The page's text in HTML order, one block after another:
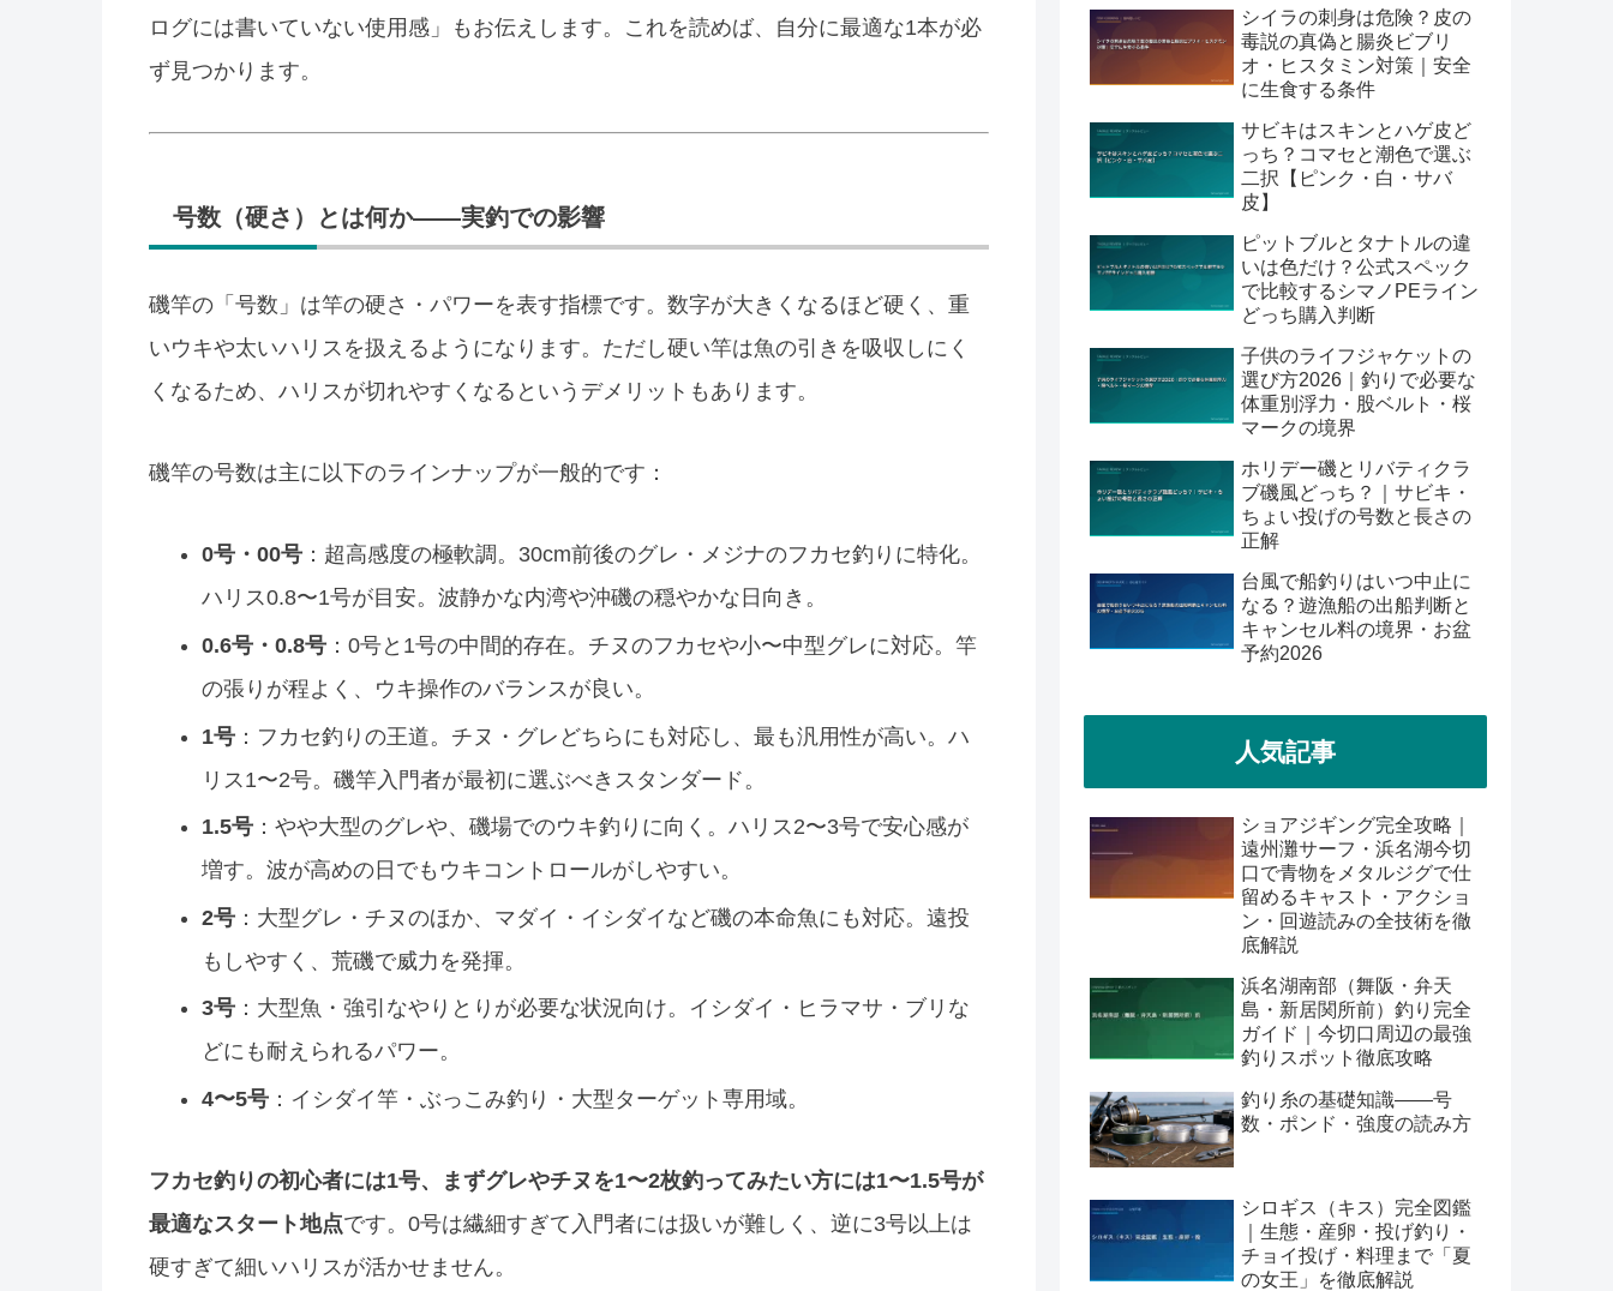
ログには書いていない使用感」もお伝えします。これを読めば、自分に最適な1本が必
ず見つかります。
号数（硬さ）とは何か——実釣での影響
磯竿の「号数」は竿の硬さ・パワーを表す指標です。数字が大きくなるほど硬く、重
いウキや太いハリスを扱えるようになります。ただし硬い竿は魚の引きを吸収しにく
くなるため、ハリスが切れやすくなるというデメリットもあります。
磯竿の号数は主に以下のラインナップが一般的です：
0号・00号：超高感度の極軟調。30cm前後のグレ・メジナのフカセ釣りに特化。
ハリス0.8〜1号が目安。波静かな内湾や沖磯の穏やかな日向き。
0.6号・0.8号：0号と1号の中間的存在。チヌのフカセや小〜中型グレに対応。竿
の張りが程よく、ウキ操作のバランスが良い。
1号：フカセ釣りの王道。チヌ・グレどちらにも対応し、最も汎用性が高い。ハ
リス1〜2号。磯竿入門者が最初に選ぶべきスタンダード。
1.5号：やや大型のグレや、磯場でのウキ釣りに向く。ハリス2〜3号で安心感が
増す。波が高めの日でもウキコントロールがしやすい。
2号：大型グレ・チヌのほか、マダイ・イシダイなど磯の本命魚にも対応。遠投
もしやすく、荒磯で威力を発揮。
3号：大型魚・強引なやりとりが必要な状況向け。イシダイ・ヒラマサ・ブリな
どにも耐えられるパワー。
4〜5号：イシダイ竿・ぶっこみ釣り・大型ターゲット専用域。
フカセ釣りの初心者には1号、まずグレやチヌを1〜2枚釣ってみたい方には1〜1.5号が
最適なスタート地点です。0号は繊細すぎて入門者には扱いが難しく、逆に3号以上は
硬すぎて細いハリスが活かせません。
シイラの刺身は危険？皮の
毒説の真偽と腸炎ビブリ
オ・ヒスタミン対策｜安全
に生食する条件
サビキはスキンとハゲ皮ど
っち？コマセと潮色で選ぶ
二択【ピンク・白・サバ
皮】
ピットブルとタナトルの違
いは色だけ？公式スペック
で比較するシマノPEライン
どっち購入判断
子供のライフジャケットの
選び方2026｜釣りで必要な
体重別浮力・股ベルト・桜
マークの境界
ホリデー磯とリバティクラ
ブ磯風どっち？｜サビキ・
ちょい投げの号数と長さの
正解
台風で船釣りはいつ中止に
なる？遊漁船の出船判断と
キャンセル料の境界・お盆
予約2026
人気記事
ショアジギング完全攻略｜
遠州灘サーフ・浜名湖今切
口で青物をメタルジグで仕
留めるキャスト・アクショ
ン・回遊読みの全技術を徹
底解説
浜名湖南部（舞阪・弁天
島・新居関所前）釣り完全
ガイド｜今切口周辺の最強
釣りスポット徹底攻略
釣り糸の基礎知識——号
数・ポンド・強度の読み方
シロギス（キス）完全図鑑
｜生態・産卵・投げ釣り・
チョイ投げ・料理まで「夏
の女王」を徹底解説